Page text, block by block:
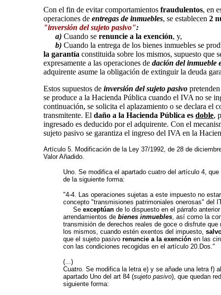
Con el fin de evitar comportamientos fraudulentos, en
operaciones de entregas de inmuebles, se establecen 2
"inversión del sujeto pasivo":
a) Cuando se renuncie a la exención, y,
b) Cuando la entrega de los bienes inmuebles se
la garantía constituida sobre los mismos, supuesto que
expresamente a las operaciones de dación del inmueble
adquirente asume la obligación de extinguir la deuda
Estos supuestos de inversión del sujeto pasivo
se produce a la Hacienda Pública cuando el IVA no se
continuación, se solicita el aplazamiento o se declara el
transmitente. El daño a la Hacienda Pública es doble,
ingresado es deducido por el adquirente. Con el
sujeto pasivo se garantiza el ingreso del IVA en la
Artículo 5. Modificación de la Ley 37/1992, de 28 de
Valor Añadido.
Uno. Se modifica el apartado cuatro del artículo 4, que
de la siguiente forma:
"4-4. Las operaciones sujetas a este impuesto no
concepto "transmisiones patrimoniales onerosas" del
Se exceptúan de lo dispuesto en el párrafo
arrendamientos de bienes inmuebles, así como la
transmisión de derechos reales de goce o disfrute que
los mismos, cuando estén exentos del impuesto,
que el sujeto pasivo renuncie a la exención en las
con las condiciones recogidas en el artículo 20.Dos."
(...)
Cuatro. Se modifica la letra e) y se añade una letra f)
apartado Uno del art 84 (sujeto pasivo), que quedan
siguiente forma: